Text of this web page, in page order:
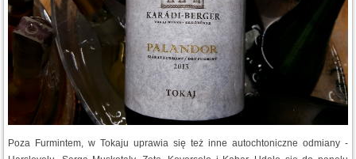
Poza Furmintem, w Tokaju uprawia się też inne autochtoniczne odmiany -